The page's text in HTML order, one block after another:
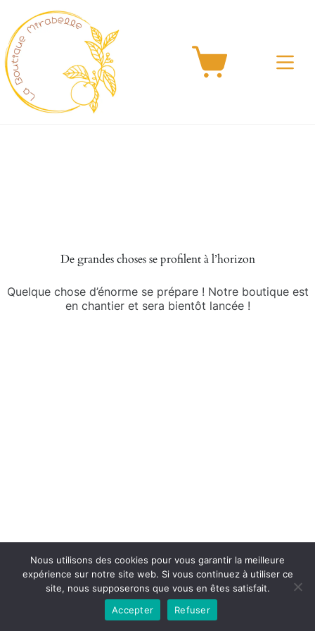
contenu
Panier
d’achat
De grandes choses se profilent à l’horizon
Quelque chose d’énorme se prépare ! Notre boutique est
en chantier et sera bientôt lancée !
Copyright © 2026la boutique mirabelle}.
Nous utilisons des cookies pour vous garantir la meilleure
expérience sur notre site web. Si vous continuez à utiliser ce
site, nous supposerons que vous en êtes satisfait.
Accepter
Refuser